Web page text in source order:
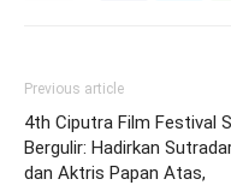
Previous article
4th Ciputra Film Festival
Bergulir: Hadirkan
dan Aktris Papan Atas,